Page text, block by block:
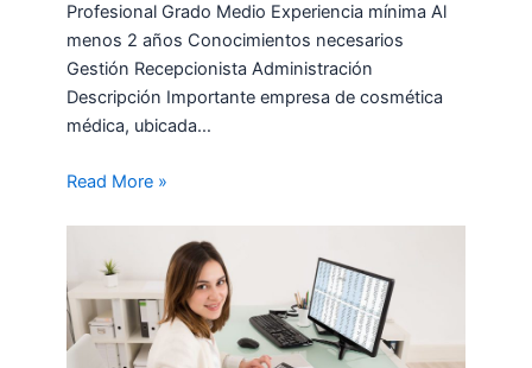
Profesional Grado Medio Experiencia mínima Al
menos 2 años Conocimientos necesarios
Gestión Recepcionista Administración
Descripción Importante empresa de cosmética
médica, ubicada…
Read More »